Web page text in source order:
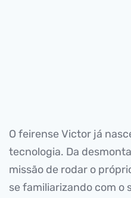
O feirense Victor já
tecnologia. Da
missão de rodar o
se familiarizando com o